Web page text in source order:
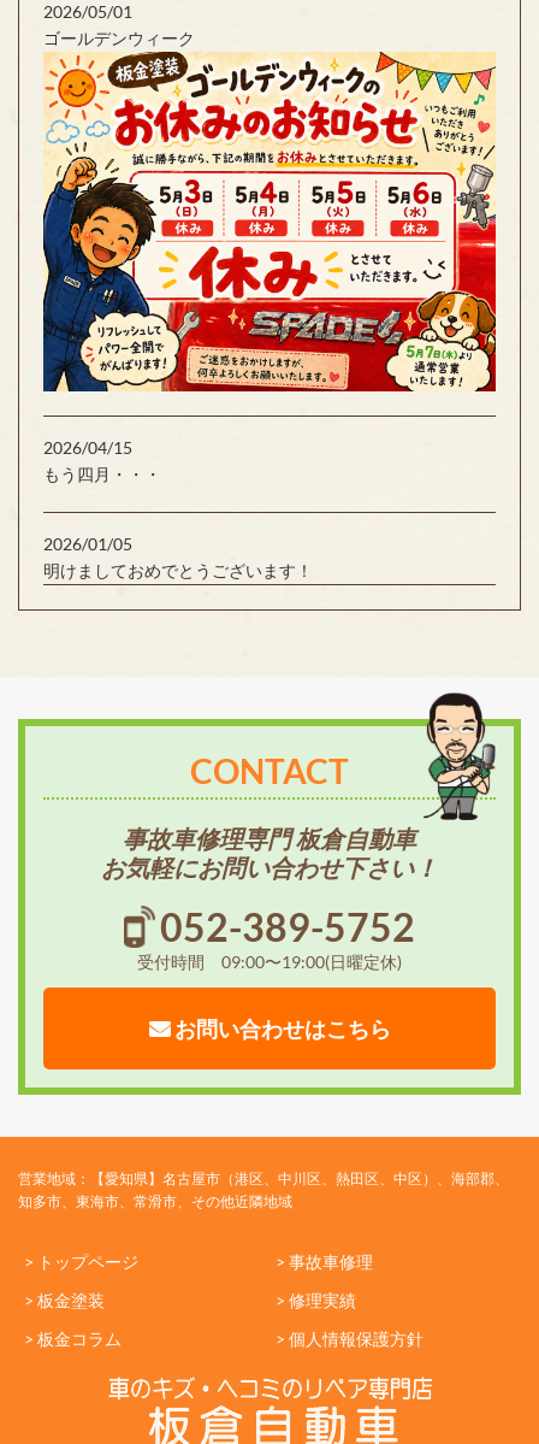
2026/05/01
ゴールデンウィーク
2026/04/15
もう四月・・・
2026/01/05
明けましておめでとうございます！
CONTACT
事故車修理専門 板倉自動車
お気軽にお問い合わせ下さい！
052-389-5752
受付時間 09:00〜19:00(日曜定休)
お問い合わせはこちら
営業地域：【愛知県】名古屋市（港区、中川区、熱田区、中区）、海部郡、
知多市、東海市、常滑市、その他近隣地域
> トップページ
> 事故車修理
> 板金塗装
> 修理実績
> 板金コラム
> 個人情報保護方針